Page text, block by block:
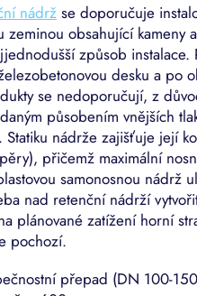
nádrž se doporučuje
obsahující kameny
způsob instalace.
desku a po
se nedoporučují, z
působením vnějších
nádrže zajišťuje její
přičemž maximální
samonosnou nádrž
nad retenční nádrží
plánované zatížení horní
pochozí.
přepad (DN 100-